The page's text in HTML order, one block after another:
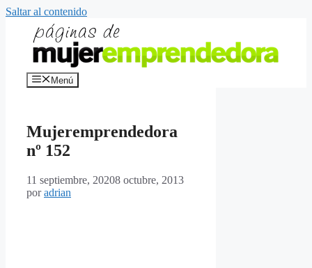
Saltar al contenido
Menú
Mujeremprendedora
nº 152
11 septiembre, 20208 octubre, 2013
poradrian